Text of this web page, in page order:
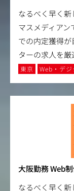
なるべく早く新
マスメディア
での内定獲得
ターの求人を厳
東京 Web・デジ
大阪勤務 Web
なるべく早く新